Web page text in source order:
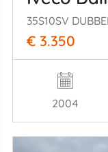
35S10SV
€ 3.350
2004